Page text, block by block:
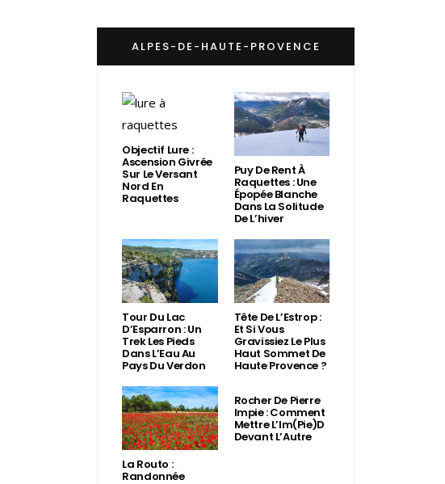
ALPES-DE-HAUTE-PROVENCE
Objectif Lure :
Ascension Givrée
Sur Le Versant
Nord En
Raquettes
Puy De Rent À
Raquettes : Une
Épopée Blanche
Dans La Solitude
De L’hiver
Tour Du Lac
D’Esparron : Un
Trek Les Pieds
Dans L’Eau Au
Pays Du Verdon
Tête De L’Estrop :
Et Si Vous
Gravissiez Le Plus
Haut Sommet De
Haute Provence ?
La Routo :
Randonnée
Rocher De Pierre
Impie : Comment
Mettre L’Im(Pie)d
Devant L’Autre